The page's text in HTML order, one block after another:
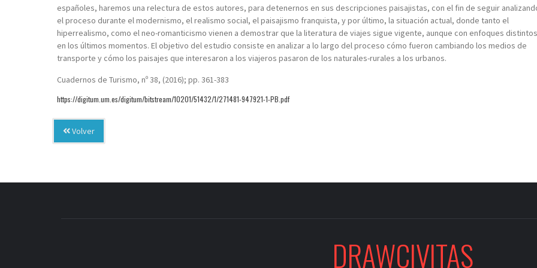
españoles, haremos una relectura de estos autores, para detenernos en sus descripciones paisajistas, con el fin de seguir
el proceso durante el modernismo, el realismo social, el paisajismo franquista, y por último, la situación actual, donde tanto el
hiperrealismo, como el neo-romanticismo vienen a demostrar que la literatura de viajes sigue vigente, aunque con enfoques distintos
en los últimos momentos. El objetivo del estudio consiste en analizar a lo largo del proceso cómo fueron cambiando los medios de
transporte y cómo los paisajes que interesaron a los viajeros pasaron de los naturales-rurales a los urbanos.
Cuadernos de Turismo, nº 38, (2016); pp. 361-383
https://digitum.um.es/digitum/bitstream/10201/51432/1/271481-947921-1-PB.pdf
Volver
DRAWCIVITAS